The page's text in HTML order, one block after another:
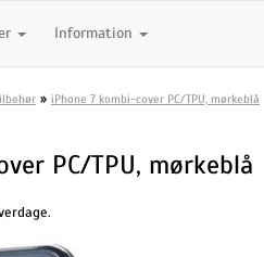
Information
» iPhone 7 kombi-cover PC/TPU, mørkeblå
PC/TPU, mørkeblå